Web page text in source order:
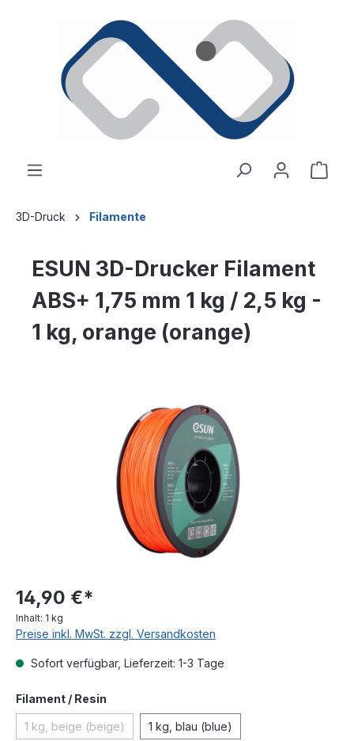
3D-Druck Filamente
ESUN 3D-Drucker Filament
ABS+ 1,75 mm 1 kg / 2,5 kg -
1 kg, orange (orange)
14,90 €*
Inhalt: 1 kg
Preise inkl. MwSt. zzgl. Versandkosten
Sofort verfügbar, Lieferzeit: 1-3 Tage
Filament / Resin
1 kg, beige (beige)(Diese Option ist zurzeit nicht verfügbar.)
1 kg, blau (blue)